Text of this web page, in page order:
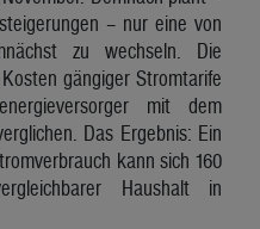
– nur eine von
zu wechseln. Die
gängiger Stromtarife
mit dem
Das Ergebnis: Ein
kann sich 160
Haushalt in